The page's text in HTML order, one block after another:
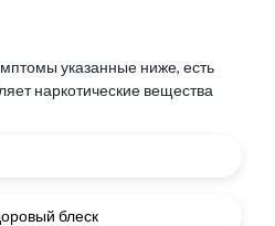
указанные ниже, есть
наркотические вещества
блеск